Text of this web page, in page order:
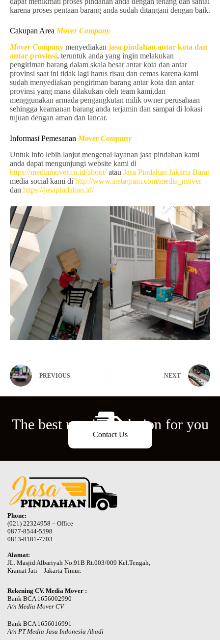
karena proses pentaan barang anda sudah ditangani dengan baik.
Cakupan Area Mover Company
Mover Company menyediakan jasa pindahan antar kota dan
antar provinsi, teruntuk anda yang ingin melakukan
pengiriman barang dalam skala besar antar kota dan antar
provinsi saat ini tidak lagi harus risau dan cemas karena kami
sudah menyediakan pengiriman barang antar kota dan antar
provinsi yang mana dilakukan oleh team kami,dan
menggunakan armada pengangkutan milik owner perusahaan
sehingga keamanan barang anda terjamin dan sampai di lokasi
tujuan dengan aman dan lancar.
Informasi Pemesanan Mover Company
Untuk info lebih lanjut mengenai layanan jasa pindahan kami
anda dapat mengunjungi website kami di
https://mediamover.co.id/about/atau Jasa Pindahan Jakarta Barat
media social kami di http://www.instagram.com/media_mover
dan https://jasapindahan.id/
PREVIOUS NEXT
The best moving solution for you
Contact Us
Phone:
(021) 22324958 – Office
0877-8544-5598
0813-8181-7703
Alamat:
JL. Masjid Albariyah No.91B Rt.003/009 Kel.Tengah,
Kramat Jati – Jakarta Timur.
Rekening CV. Media Mover :
Bank BCA 1656002990
A/n Media Mover CV
Bank BCA 1656016991
A/n PT Media Jasa Indonesia Abadi